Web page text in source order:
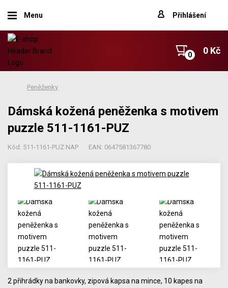
Menu Přihlášení
0 Kč
Peněženky
Dámská kožená peněženka s motivem
puzzle 511-1161-PUZ
Kód: 511-1161-PUZ NAP EAN: 0647581367780
2 přihrádky na bankovky, zipová kapsa na mince, 10 kapes na